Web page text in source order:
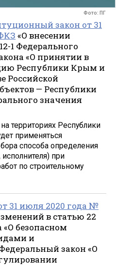
Фото: ПГ
закон от 31
«О внесении
1 Федерального
«О принятии в
Республики Крым и
Российской
— Республики
значения
территориях Республики
применяться
способа определения
при
по строительному
31 июля 2020 года №
в статью 22
«О безопасном
и
закон «О